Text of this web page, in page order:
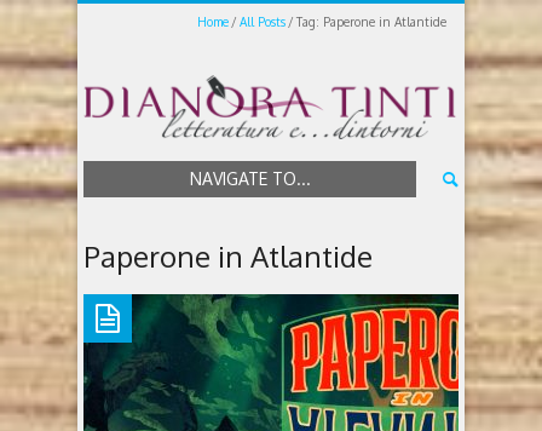
Home All Posts Tag: Paperone in Atlantide
NAVIGATE TO...
Paperone in Atlantide